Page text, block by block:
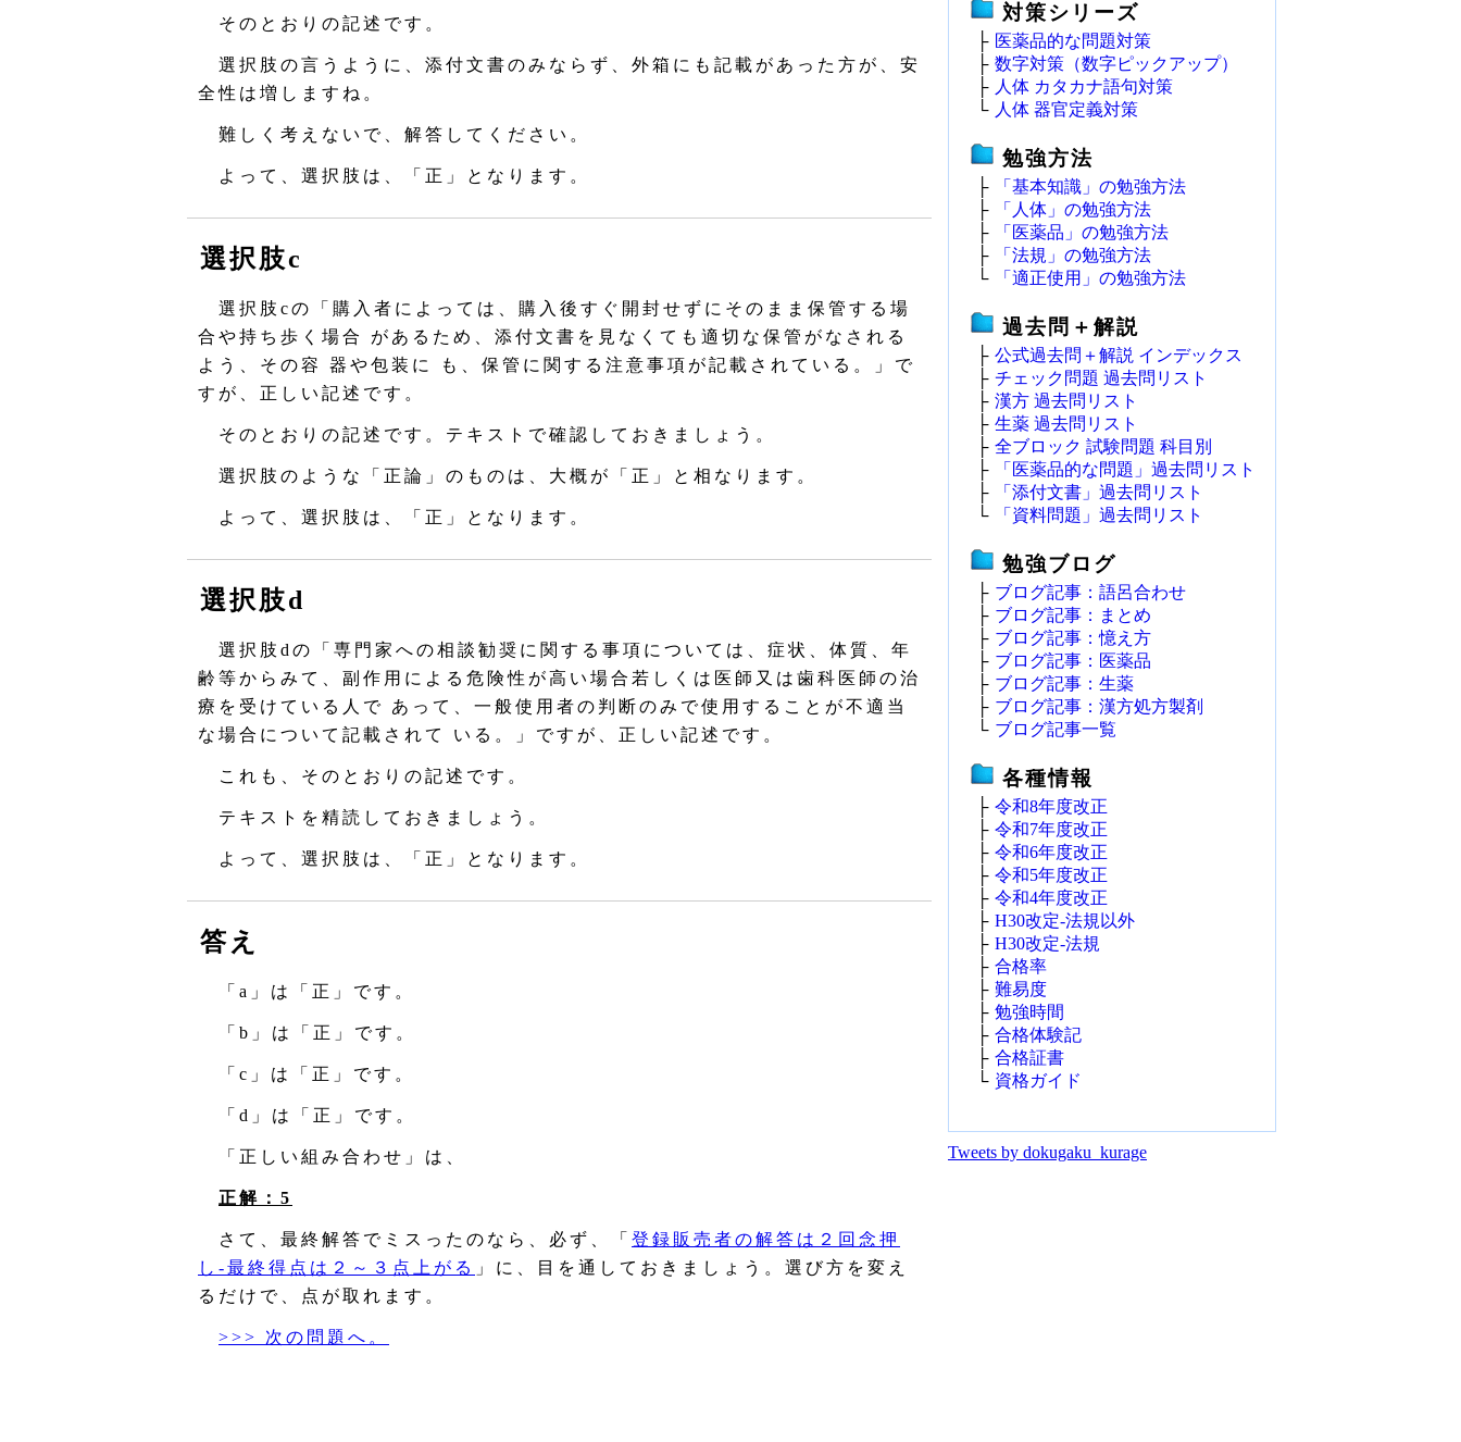
そのとおりの記述です。
選択肢の言うように、添付文書のみならず、外箱にも記載があった方が、安
全性は増しますね。
難しく考えないで、解答してください。
よって、選択肢は、「正」となります。
選択肢c
選択肢cの「購入者によっては、購入後すぐ開封せずにそのまま保管する場
合や持ち歩く場合 があるため、添付文書を見なくても適切な保管がなされる
よう、その容 器や包装に も、保管に関する注意事項が記載されている。」で
すが、正しい記述です。
そのとおりの記述です。テキストで確認しておきましょう。
選択肢のような「正論」のものは、大概が「正」と相なります。
よって、選択肢は、「正」となります。
選択肢d
選択肢dの「専門家への相談勧奨に関する事項については、症状、体質、年
齢等からみて、副作用による危険性が高い場合若しくは医師又は歯科医師の治
療を受けている人で あって、一般使用者の判断のみで使用することが不適当
な場合について記載されて いる。」ですが、正しい記述です。
これも、そのとおりの記述です。
テキストを精読しておきましょう。
よって、選択肢は、「正」となります。
答え
「a」は「正」です。
「b」は「正」です。
「c」は「正」です。
「d」は「正」です。
「正しい組み合わせ」は、
正解：5
さて、最終解答でミスったのなら、必ず、「 登録販売者の解答は２回念押
し‐最終得点は２～３点上がる 」に、目を通しておきましょう。選び方を変え
るだけで、点が取れます。
>>> 次の問題へ。
対策シリーズ
├ 医薬品的な問題対策
├ 数字対策（数字ピックアップ）
├ 人体 カタカナ語句対策
└ 人体 器官定義対策
勉強方法
├
「基本知識」の勉強方法
├
「人体」の勉強方法
├
「医薬品」の勉強方法
├
「法規」の勉強方法
└
「適正使用」の勉強方法
過去問＋解説
├ 公式過去問＋解説 インデックス
├ チェック問題 過去問リスト
├ 漢方 過去問リスト
├ 生薬 過去問リスト
├ 全ブロック 試験問題 科目別
├
「医薬品的な問題」過去問リスト
├
「添付文書」過去問リスト
└
「資料問題」過去問リスト
勉強ブログ
├ ブログ記事：語呂合わせ
├ ブログ記事：まとめ
├ ブログ記事：憶え方
├ ブログ記事：医薬品
├ ブログ記事：生薬
├ ブログ記事：漢方処方製剤
└ ブログ記事一覧
各種情報
├ 令和8年度改正
├ 令和7年度改正
├ 令和6年度改正
├ 令和5年度改正
├ 令和4年度改正
├ H30改定‐法規以外
├ H30改定‐法規
├ 合格率
├ 難易度
├ 勉強時間
├ 合格体験記
├ 合格証書
└ 資格ガイド
Tweets by dokugaku_kurage